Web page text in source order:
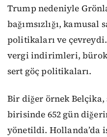
Trump nedeniyle
bağımsızlığı, kamusal
politikaları ve
vergi indirimleri,
sert göç politikaları.
Bir diğer örnek Belçika,
birisinde 652 gün
yönetildi. Hollanda’da